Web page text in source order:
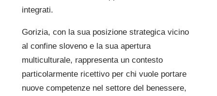
integrati.
Gorizia, con la sua posizione strategica vicino
al confine sloveno e la sua apertura
multiculturale, rappresenta un contesto
particolarmente ricettivo per chi vuole portare
nuove competenze nel settore del benessere,